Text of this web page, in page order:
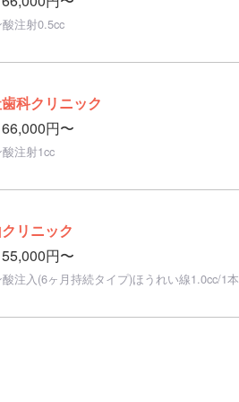
注射0.5cc
科クリニック
66,000円〜
注射1cc
リニック
55,000円〜
注入(6ヶ月持続タイプ)ほうれい線1.0cc/1本